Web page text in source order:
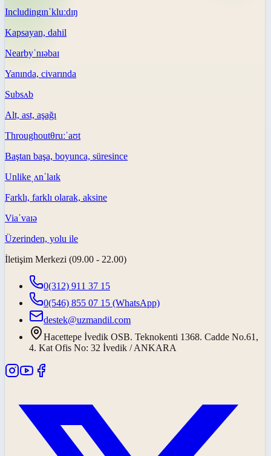
Includingɪnˈkluːdɪŋ
Kapsayan, dahil
Nearbyˈnɪəbaɪ
Yanında, civarında
Subsʌb
Alt, ast, aşağı
Throughoutθruːˈaʊt
Baştan başa, boyunca, süresince
Unlike ˌʌnˈlaɪk
Farklı, farklı olarak, aksine
Viaˈvaɪə
Üzerinden, yolu ile
İletişim Merkezi (09.00 - 22.00)
0(312) 911 37 15
0(546) 855 07 15 (WhatsApp)
destek@uzmandil.com
Hacettepe İvedik OSB. Teknokenti 1368. Cadde No.61,
4. Kat Ofis No: 32 İvedik / ANKARA